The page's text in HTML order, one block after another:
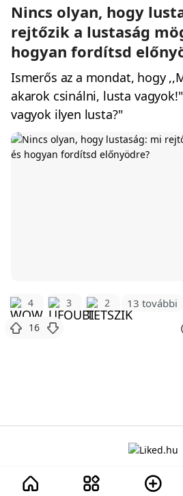
Nincs olyan, hogy
rejtőzik a lustaság
hogyan fordítsd
Ismerős az a mondat, hogy
akarok csinálni, lusta
vagyok ilyen lusta?"
4 3 2 13 további
16
A projektről Adatvédelem